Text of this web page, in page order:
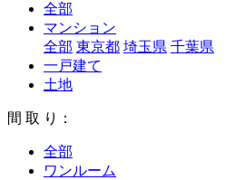
全部
マンション
全部 東京都 埼玉県 千葉県
一戸建て
土地
間 取 り：
全部
ワンルーム